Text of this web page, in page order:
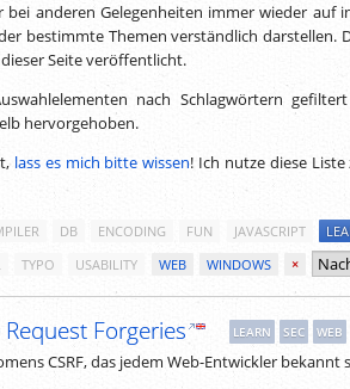
anderen Gelegenheiten immer wieder auf
bestimmte Themen verständlich darstellen.
Seite veröffentlicht.
nach Schlagwörtern
hervorgehoben.
lass es mich bitte wissen! Ich nutze diese
DB ENCODING FUN JAVASCRIPT
TYPO USABILITY WEB WINDOWS ×
Forgeries LEARN SEC WEB
CSRF, das jedem Web-Entwickler bekannt